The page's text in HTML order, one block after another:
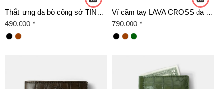
Thắt lưng da bò công sở TINO 05 -D02 XÁM
490.000 ₫
Ví cầm tay LAVA CROSS da Crossgrain cao cấp
790.000 ₫